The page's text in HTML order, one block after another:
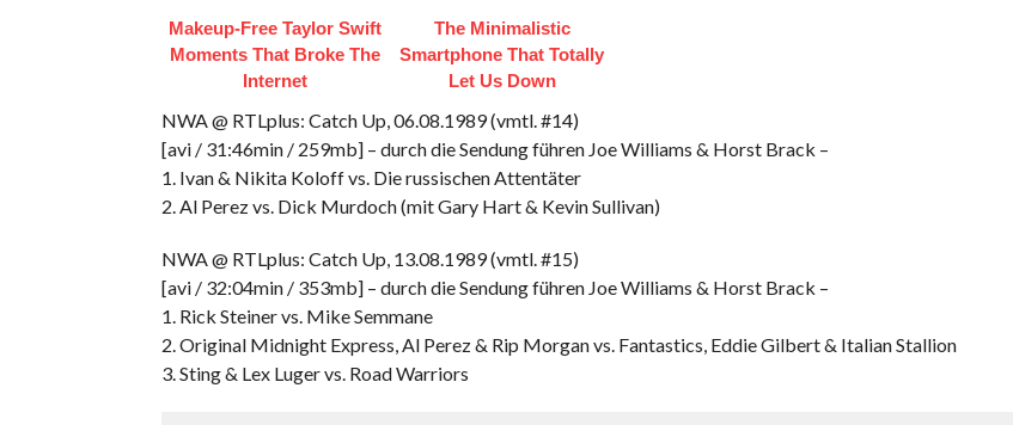
Makeup‑Free Taylor Swift
Moments That Broke The
Internet
The Minimalistic
Smartphone That Totally
Let Us Down
NWA @ RTLplus: Catch Up, 06.08.1989 (vmtl. #14)
[avi / 31:46min / 259mb] – durch die Sendung führen Joe Williams & Horst Brack –
1. Ivan & Nikita Koloff vs. Die russischen Attentäter
2. Al Perez vs. Dick Murdoch (mit Gary Hart & Kevin Sullivan)
NWA @ RTLplus: Catch Up, 13.08.1989 (vmtl. #15)
[avi / 32:04min / 353mb] – durch die Sendung führen Joe Williams & Horst Brack –
1. Rick Steiner vs. Mike Semmane
2. Original Midnight Express, Al Perez & Rip Morgan vs. Fantastics, Eddie Gilbert & Italian Stallion
3. Sting & Lex Luger vs. Road Warriors